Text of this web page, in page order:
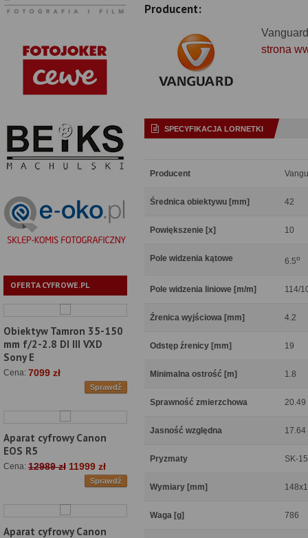
OFERTA CYFROWE.PL
Obiektyw Tamron 35-150
mm f/2-2.8 DI III VXD
Sony E
Cena: 7099 zł
Sprawdź
Aparat cyfrowy Canon
EOS R5
Cena: 12989 zł 11999 zł
Sprawdź
Aparat cyfrowy Canon
Producent:
Vanguard
strona
SPECYFIKACJA LORNETKI
Producent
Średnica obiektywu [mm] 42
Powiększenie [x] 10
Pole widzenia kątowe 6.5o
Pole widzenia liniowe [m/m] 114/
Źrenica wyjściowa [mm] 4.2
Odstęp źrenicy [mm] 19
Minimalna ostrość [m] 1.8
Sprawność zmierzchowa 20.49
Jasność względna 17.64
Pryzmaty SK-
Wymiary [mm]
Waga [g] 786